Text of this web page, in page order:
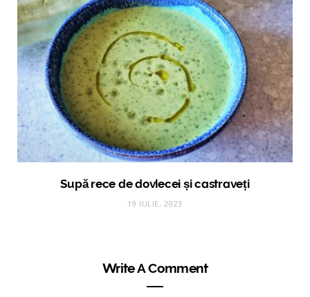
Supă rece de dovlecei și castraveți
19 IULIE, 2023
Write A Comment